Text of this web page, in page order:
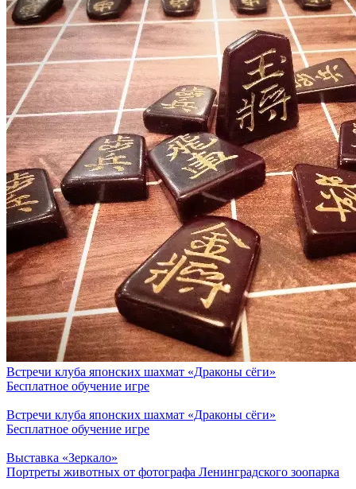
Встречи клуба японских шахмат «Драконы сёги»
Бесплатное обучение игре
Встречи клуба японских шахмат «Драконы сёги»
Бесплатное обучение игре
Выставка «Зеркало»
Портреты животных от фотографа Ленинградского зоопарка